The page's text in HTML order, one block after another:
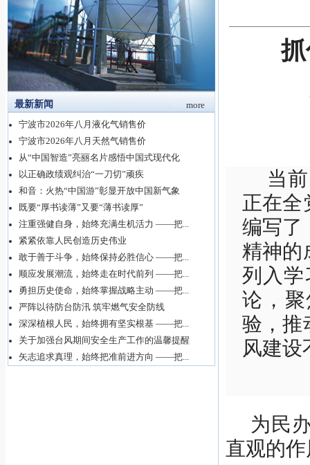
最新新闻
more
宁波市2026年八月液化气销售价
宁波市2026年八月天然气销售价
从“中国智造”亮丽名片感悟中国式现代化
以正确政绩观纠治“一刀切”顽疾
和音：火热“中国游”彰显开放中国新气象
既要“厚书读薄”又要“薄书读厚”
注重强健自身，始终充满生机活力 ——把...
紧紧依靠人民创造历史伟业
敢于善于斗争，始终保持必胜信心 ——把...
顺应发展潮流，始终走在时代前列 ——把...
勇担历史使命，始终掌握战略主动 ——把...
严阵以待防台防汛 筑牢燃气安全防线
深深植根人民，始终拥有坚实根基 ——把...
关于加强台风期间安全生产工作的温馨提醒
矢志追求真理，始终把准前进方向 ——把...
当
正在全
编写了
精神的
列入学
论，
验，推
风建设
为民
直观的